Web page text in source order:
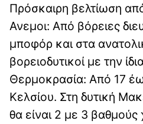
Πρόσκαιρη βελτίωση
Ανεμοι: Από βόρειες
μποφόρ και στα
βορειοδυτικοί με την
Θερμοκρασία: Από 17
Κελσίου. Στη δυτική
θα είναι 2 με 3